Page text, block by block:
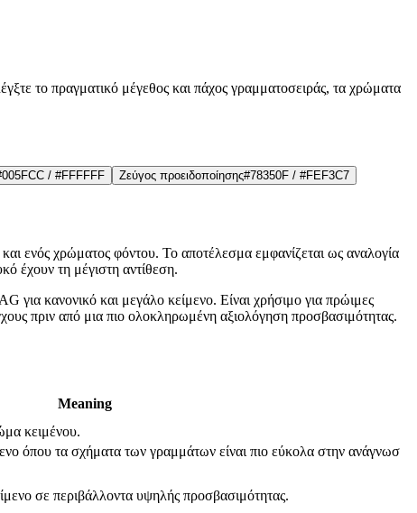
το πραγματικό μέγεθος και πάχος γραμματοσειράς, τα χρώματα
/ #FFFFFF Ζεύγος προειδοποίησης#78350F / #FEF3C7
ενός χρώματος φόντου. Το αποτέλεσμα εμφανίζεται ως αναλογία
έχουν τη μέγιστη αντίθεση.
για κανονικό και μεγάλο κείμενο. Είναι χρήσιμο για πρώιμες
πριν από μια πιο ολοκληρωμένη αξιολόγηση προσβασιμότητας.
Meaning
κειμένου.
όπου τα σχήματα των γραμμάτων είναι πιο εύκολα στην ανάγνωσ
σε περιβάλλοντα υψηλής προσβασιμότητας.